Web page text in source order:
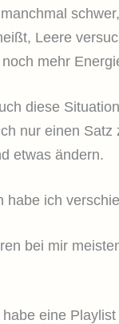
Leere
mehr
diese
nur einen
etwas ändern.
habe ich
bei mir
habe eine